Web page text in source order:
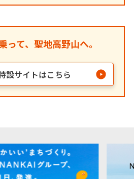
って、聖地高野山へ。
設サイトはこちら